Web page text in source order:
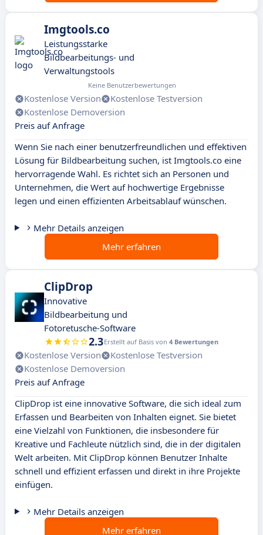
Imgtools.co
Leistungsstarke
Bildbearbeitungs- und
Verwaltungstools
Keine Benutzerbewertungen
Kostenlose Version
Kostenlose Testversion
Kostenlose Demoversion
Preis auf Anfrage
Wenn Sie nach einer benutzerfreundlichen und effektiven
Lösung für Bildbearbeitung suchen, ist Imgtools.co eine
hervorragende Wahl. Es richtet sich an Personen und
Unternehmen, die Wert auf hochwertige Ergebnisse
legen und einen effizienten Arbeitsablauf wünschen.
Mehr Details anzeigen
Mehr erfahren
ClipDrop
Innovative
Bildbearbeitung und
Fotoretusche-Software
2.3Erstellt auf Basis von 4 Bewertungen
Kostenlose Version
Kostenlose Testversion
Kostenlose Demoversion
Preis auf Anfrage
ClipDrop ist eine innovative Software, die sich ideal zum
Erfassen und Bearbeiten von Inhalten eignet. Sie bietet
eine Vielzahl von Funktionen, die insbesondere für
Kreative und Fachleute nützlich sind, die in der digitalen
Welt arbeiten. Mit ClipDrop können Benutzer Inhalte
schnell und effizient erfassen und direkt in ihre Projekte
einfügen.
Mehr Details anzeigen
Mehr erfahren